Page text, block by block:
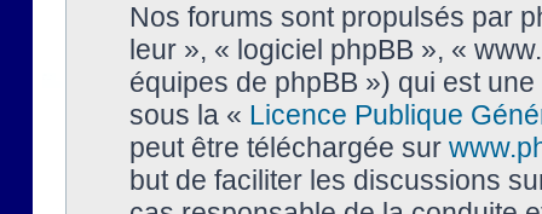
Nos forums sont propulsés par
leur », « logiciel phpBB », «
équipes de phpBB ») qui est
sous la « Licence Publique
peut être téléchargée sur
but de faciliter les discussions